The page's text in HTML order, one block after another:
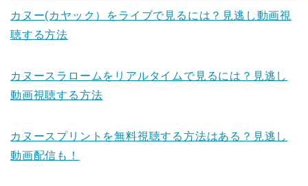
カヌー(カヤック）をライブで見るには？見逃し動画視
聴する方法
カヌースラロームをリアルタイムで見るには？見逃し
動画視聴する方法
カヌースプリントを無料視聴する方法はある？見逃し
動画配信も！